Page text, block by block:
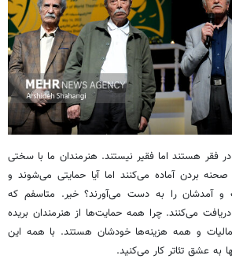
فقر هستند اما فقیر نیستند. هنرمندان ما با سختی
بردن آماده می‌کنند اما آیا حمایتی می‌شوند و
و آمدشان را به دست می‌آورند؟ خیر. متاسفم که
می‌کنند. چرا همه حمایت‌ها از هنرمندان بریده
و همه هزینه‌ها خودشان هستند. با همه این
به عشق تئاتر کار می‌کنید.